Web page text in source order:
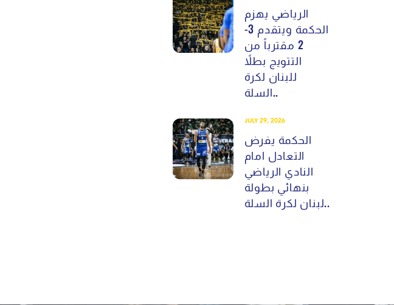
الرياضي يهزم
الحكمة ويتقدم 3-
2 مقترباً من
التتويج بطلاً
للبنان لكرة
السلة..
JULY 29, 2026
الحكمة يفرض
التعادل امام
النادي الرياضي
بنهائي بطولة
لبنان لكرة السلة..